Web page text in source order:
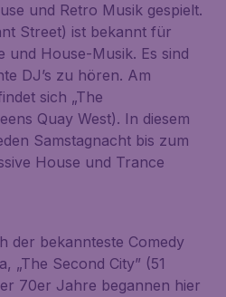
und Retro Musik gespielt.
Street) ist bekannt für
und House-Musik. Es sind
DJ’s zu hören. Am
sich „The
Quay West). In diesem
Samstagnacht bis zum
House und Trance
der bekannteste Comedy
„The Second City” (51
70er Jahre begannen hier